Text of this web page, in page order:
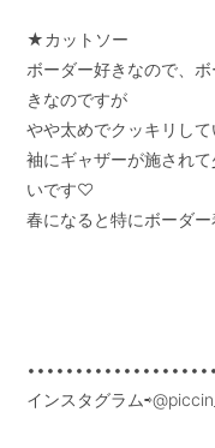
★カットソー
ボーダー好きなので、
きなのですが
やや太めでクッキリして
袖にギャザーが施され
いです♡
春になると特にボーダー
インスタグラム